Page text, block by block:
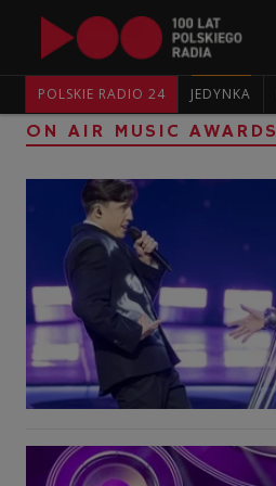
POLSKIE RADIO 24 JEDYNKA
ON AIR MUSIC AWARDS